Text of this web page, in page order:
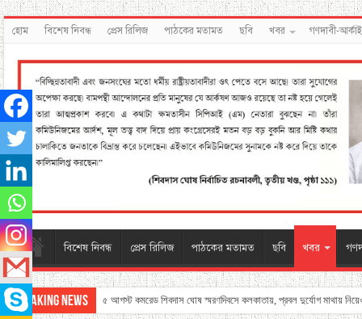
হোম বিশেষ নিবন্ধ প্রেস রিলিজ পাঠকের মতামত ছবি খবর গণদাবী-
বিশেষ নিবন্ধ প্রেস রিলিজ পাঠকের মতামত ছবি খবর
Breaking News ৫ আগস্ট কমরেড শিবদাস ঘোষ স্মরণদিবসে কলকাতায়, প্রবল দুর্যোগ মাথায়